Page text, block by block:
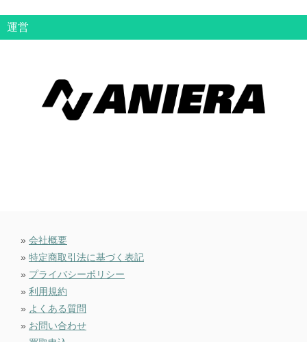
運営
» 会社概要
» 特定商取引法に基づく表記
» プライバシーポリシー
» 利用規約
» よくある質問
» お問い合わせ